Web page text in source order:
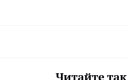
Читайте